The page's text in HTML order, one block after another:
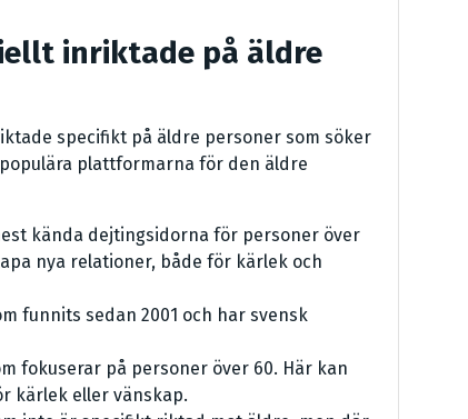
inriktade på äldre
specifikt på äldre personer som söker
plattformarna för den äldre
kända dejtingsidorna för personer över
nya relationer, både för kärlek och
funnits sedan 2001 och har svensk
fokuserar på personer över 60. Här kan
kärlek eller vänskap.